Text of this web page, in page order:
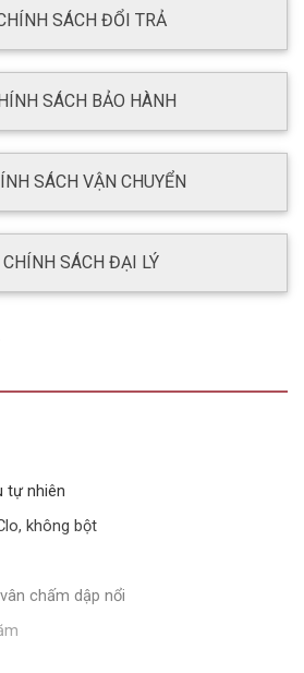
SÁCH ĐỔI TRẢ
SÁCH BẢO HÀNH
SÁCH VẬN CHUYỂN
CHÍNH SÁCH ĐẠI LÝ
tự nhiên
không bột
chấm dập nổi